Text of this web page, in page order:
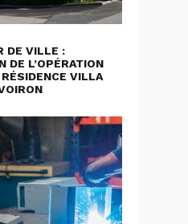
DE VILLE :
DE L’OPÉRATION
VILLA